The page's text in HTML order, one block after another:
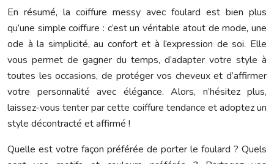
En résumé, la coiffure messy avec foulard est bien plus
qu’une simple coiffure : c’est un véritable atout de mode, une
ode à la simplicité, au confort et à l’expression de soi. Elle
vous permet de gagner du temps, d’adapter votre style à
toutes les occasions, de protéger vos cheveux et d’affirmer
votre personnalité avec élégance. Alors, n’hésitez plus,
laissez-vous tenter par cette coiffure tendance et adoptez un
style décontracté et affirmé !
Quelle est votre façon préférée de porter le foulard ? Quels